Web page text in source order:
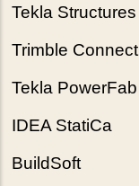
Tekla Structures
Trimble Connect
Tekla PowerFab
IDEA StatiCa
BuildSoft